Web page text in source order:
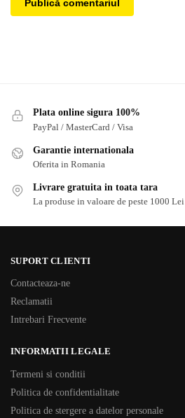
Plata online sigura 100%
PayPal / MasterCard / Visa
Garantie internationala
Oferita in Romania
Livrare gratuita in toata tara
La produse in valoare de peste 1000 Lei
SUPORT CLIENTI
Contacteaza-ne
Reclamatii
Intrebari Frecvente
INFORMATII LEGALE
Termeni si conditii
Politica de confidentialitate
Politica de stergere a datelor personale